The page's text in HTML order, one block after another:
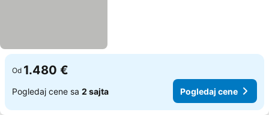
Od 1.480 €
Pogledaj cene sa 2 sajta Pogledaj cene